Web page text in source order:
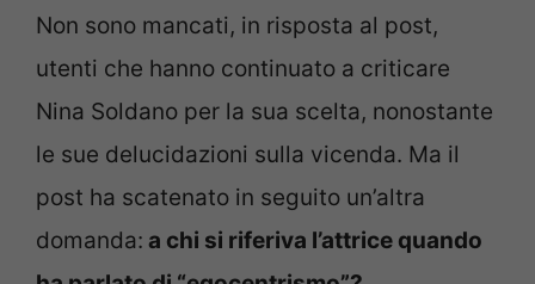
Non sono mancati, in risposta al post,
utenti che hanno continuato a criticare
Nina Soldano per la sua scelta, nonostante
le sue delucidazioni sulla vicenda. Ma il
post ha scatenato in seguito un’altra
domanda: a chi si riferiva l’attrice quando